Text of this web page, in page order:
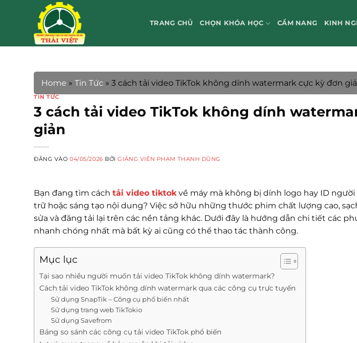
TRANG CHỦ CHỌN KHÓA HỌC CẨM NANG KINH
Home » Tin Tức » 3 cách tải video TikTok không dính watermark cực kỳ đơn
TIN TỨC
3 cách tải video TikTok không dính
giản
ĐĂNG VÀO04/05/2026 BỞIGIẢNG VIÊN PHẠM THANH DŨNG
Bạn đang tìm cách tải video tiktok về máy mà không bị dính logo hay ID
trữ hoặc sáng tạo nội dung? Việc sở hữu những thước phim chất lượng cao,
sửa và đăng tải lại trên các nền tảng khác. Dưới đây là hướng dẫn chi tiết các
nhanh chóng nhất mà bất kỳ ai cũng có thể thao tác thành công.
Mục lục
Tại sao nhiều người muốn tải video TikTok không dính watermark?
Cách tải video TikTok không dính watermark qua các công cụ trực tuyến
Sử dụng SnapTik – Công cụ phổ biến nhất
Sử dụng trang web TikTokio
Sử dụng Savefrom
Bảng so sánh các công cụ tải video TikTok phổ biến